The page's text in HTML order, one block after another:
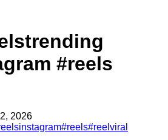
#reels
2026
#reels#reelviral